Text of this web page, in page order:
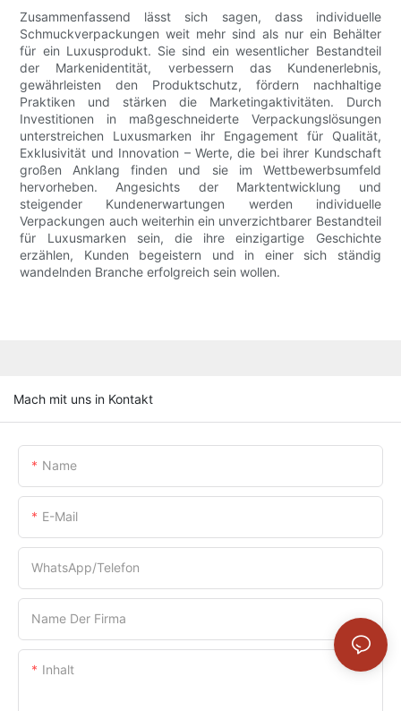
Zusammenfassend lässt sich sagen, dass individuelle
Schmuckverpackungen weit mehr sind als nur ein Behälter
für ein Luxusprodukt. Sie sind ein wesentlicher Bestandteil
der Markenidentität, verbessern das Kundenerlebnis,
gewährleisten den Produktschutz, fördern nachhaltige
Praktiken und stärken die Marketingaktivitäten. Durch
Investitionen in maßgeschneiderte Verpackungslösungen
unterstreichen Luxusmarken ihr Engagement für Qualität,
Exklusivität und Innovation – Werte, die bei ihrer Kundschaft
großen Anklang finden und sie im Wettbewerbsumfeld
hervorheben. Angesichts der Marktentwicklung und
steigender Kundenerwartungen werden individuelle
Verpackungen auch weiterhin ein unverzichtbarer Bestandteil
für Luxusmarken sein, die ihre einzigartige Geschichte
erzählen, Kunden begeistern und in einer sich ständig
wandelnden Branche erfolgreich sein wollen.
Mach mit uns in Kontakt
Name
E-Mail
WhatsApp/Telefon
Name Der Firma
Inhalt